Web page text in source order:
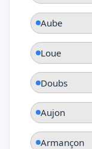
Aube
Loue
Doubs
Aujon
Armançon